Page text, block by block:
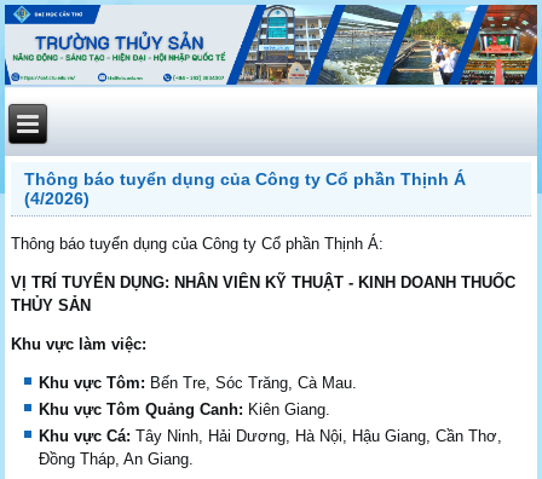
Thông báo tuyển dụng của Công ty Cổ phần Thịnh Á
(4/2026)
Thông báo tuyển dụng của Công ty Cổ phần Thịnh Á:
VỊ TRÍ TUYỂN DỤNG: NHÂN VIÊN KỸ THUẬT - KINH DOANH THUỐC
THỦY SẢN
Khu vực làm việc:
Khu vực Tôm: Bến Tre, Sóc Trăng, Cà Mau.
Khu vực Tôm Quảng Canh: Kiên Giang.
Khu vực Cá: Tây Ninh, Hải Dương, Hà Nội, Hậu Giang, Cần Thơ,
Đồng Tháp, An Giang.